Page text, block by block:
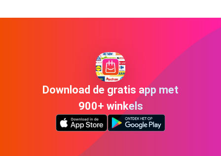
Download de gratis app met
900+ winkels